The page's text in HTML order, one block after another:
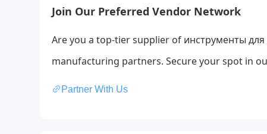
Join Our Preferred Vendor Network
Are you a top-tier supplier of инструменты
manufacturing partners. Secure your spot in
Partner With Us